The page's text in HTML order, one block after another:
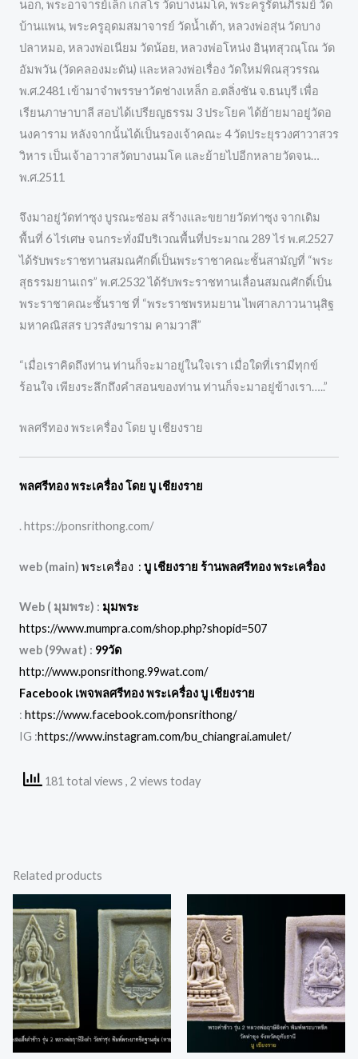
นอก, พระอาจารย์เล็ก เกสโร วัดบางนมโค, พระครูรัตนภิรมย์ วัด
บ้านแพน, พระครูอุดมสมาจารย์ วัดน้ำเต้า, หลวงพ่อสุ่น วัดบาง
ปลาหมอ, หลวงพ่อเนียม วัดน้อย, หลวงพ่อโหน่ง อินฺทสุวณฺโณ วัด
อัมพวัน (วัดคลองมะดัน) และหลวงพ่อเรื่อง วัดใหม่พิณสุวรรณ
พ.ศ.2481 เข้ามาจำพรรษาวัดช่างเหล็ก อ.ตลิ่งชัน จ.ธนบุรี เพื่อ
เรียนภาษาบาลี สอบได้เปรียญธรรม 3 ประโยค ได้ย้ายมาอยู่วัดอ
นงคาราม หลังจากนั้นได้เป็นรองเจ้าคณะ 4 วัดประยุรวงศาวาสวร
วิหาร เป็นเจ้าอาวาสวัดบางนมโค และย้ายไปอีกหลายวัดจน…
พ.ศ.2511
จึงมาอยู่วัดท่าซุง บูรณะซ่อม สร้างและขยายวัดท่าซุง จากเดิม
พื้นที่ 6 ไร่เศษ จนกระทั่งมีบริเวณพื้นที่ประมาณ 289 ไร่ พ.ศ.2527
ได้รับพระราชทานสมณศักดิ์เป็นพระราชาคณะชั้นสามัญที่ “พระ
สุธรรมยานเถร” พ.ศ.2532 ได้รับพระราชทานเลื่อนสมณศักดิ์เป็น
พระราชาคณะชั้นราช ที่ “พระราชพรหมยาน ไพศาลภาวนานุสิฐ
มหาคณิสสร บวรสังฆาราม คามวาสี”
“เมื่อเราคิดถึงท่าน ท่านก็จะมาอยู่ในใจเรา เมื่อใดที่เรามีทุกข์
ร้อนใจ เพียงระลึกถึงคำสอนของท่าน ท่านก็จะมาอยู่ข้างเรา…..”
พลศรีทอง พระเครื่อง โดย บู เชียงราย
พลศรีทอง พระเครื่อง โดย บู เชียงราย
. https://ponsrithong.com/
web (main) พระเครื่อง : บู เชียงราย ร้านพลศรีทอง พระเครื่อง
Web ( มุมพระ) : มุมพระ
https://www.mumpra.com/shop.php?shopid=507
web (99wat) : 99วัด
http://www.ponsrithong.99wat.com/
Facebook เพจพลศรีทอง พระเครื่อง บู เชียงราย
: https://www.facebook.com/ponsrithong/
IG :https://www.instagram.com/bu_chiangrai.amulet/
181 total views , 2 views today
Related products